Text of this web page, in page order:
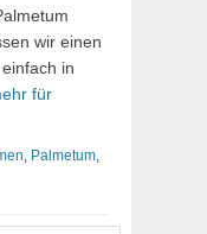
wir einen
in
für
, Palmetum,